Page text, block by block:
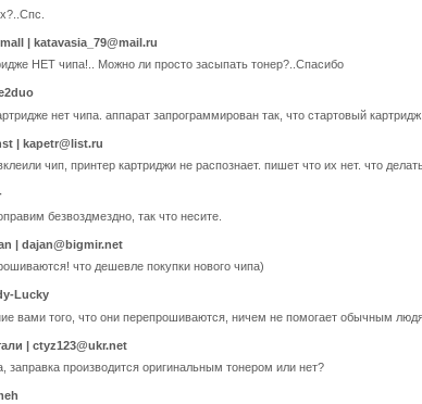
| katavasia_79@mail.ru
НЕТ чипа!.. Можно ли просто засыпать тонер?..Спасибо
нет чипа. аппарат запрограммирован так, что стартовый
| kapetr@list.ru
чип, принтер картриджи не распознает. пишет что их нет. что
безвоздмездно, так что несите.
| dajan@bigmir.net
что дешевле покупки нового чипа)
Lucky
вами того, что они перепрошиваются, ничем не помогает обычным
| ctyz123@ukr.net
заправка производится оригинальным тонером или нет?